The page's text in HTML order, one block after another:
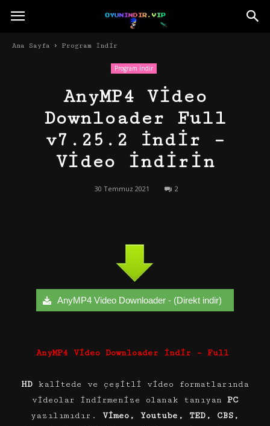
Ana Sayfa Program İndir
Program İndir
AnyMP4 Video
Downloader Full
v7.25.2 İndir –
Video indirin
30 Temmuz 2021 2
AnyMP4 Video Downloader - (Direkt indir)
AnyMP4 Video Downloader İndir – Full
HD kalitede ve çeşitli video formatlarında
videolar indirmenize olanak tanıyan PC
yazılımıdır. Vimeo, Youtube, TED, CBS,